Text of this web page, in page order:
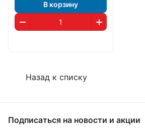
В корзину
Назад к списку
Подписаться на новости и акции